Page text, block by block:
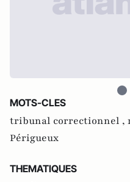
MOTS-CLES
tribunal correctionnel ,
Périgueux
THEMATIQUES